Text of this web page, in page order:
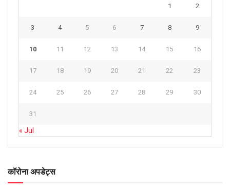
1 2
3 4 5 6 7 8 9
10 11 12 13 14 15 16
17 18 19 20 21 22 23
24 25 26 27 28 29 30
31
« Jul
कॉरोना अपडेट्स